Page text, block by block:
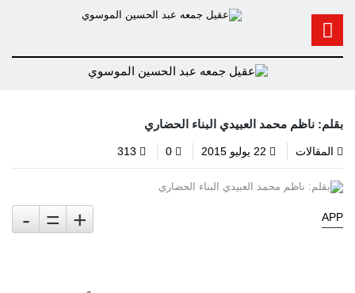
بقلم: ناظم محمد العبيدي البناء الحضاري
المقالات
APP
+
=
-